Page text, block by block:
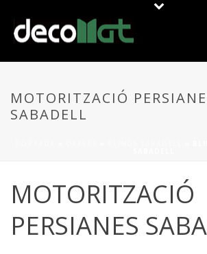
MOTORITZACIÓ
SABADELL
MOTORITZACIÓ
PERSIANES